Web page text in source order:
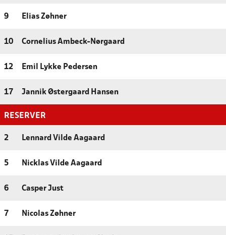
9 Elias Zøhner
10 Cornelius Ambeck-Nørgaard
12 Emil Lykke Pedersen
17 Jannik Østergaard Hansen
RESERVER
2 Lennard Vilde Aagaard
5 Nicklas Vilde Aagaard
6 Casper Just
7 Nicolas Zøhner